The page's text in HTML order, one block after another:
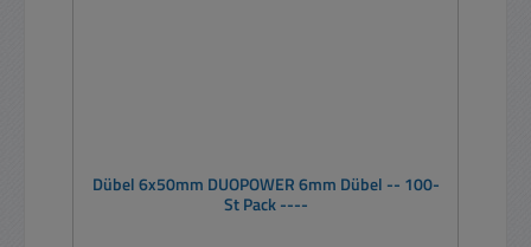
Dübel 6x50mm DUOPOWER 6mm Dübel -- 100-
St Pack ----